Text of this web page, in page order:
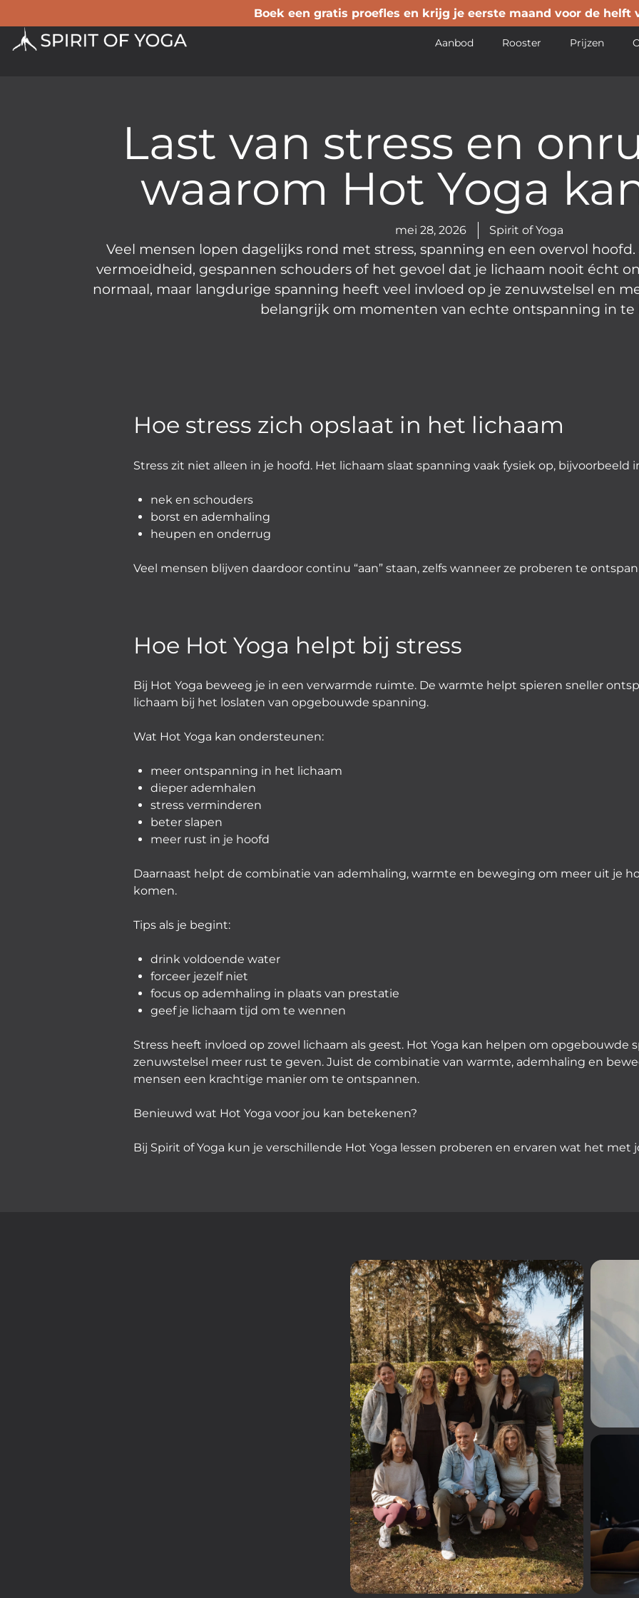
Boek een gratis proefles en krijg je eerste maand voor de helft
Aanbod Rooster Prijzen
Last van stress en
waarom Hot Yoga
mei 28, 2026 Spirit of Yoga
Veel mensen lopen dagelijks rond met stress, spanning en een overvol
vermoeidheid, gespannen schouders of het gevoel dat je lichaam nooit écht
normaal, maar langdurige spanning heeft veel invloed op je zenuwstelsel en
belangrijk om momenten van echte ontspanning in te
Hoe stress zich opslaat in het lichaam
Stress zit niet alleen in je hoofd. Het lichaam slaat spanning vaak fysiek op, bijvoorbeeld
nek en schouders
borst en ademhaling
heupen en onderrug
Veel mensen blijven daardoor continu “aan” staan, zelfs wanneer ze proberen te
Hoe Hot Yoga helpt bij stress
Bij Hot Yoga beweeg je in een verwarmde ruimte. De warmte helpt spieren sneller
lichaam bij het loslaten van opgebouwde spanning.
Wat Hot Yoga kan ondersteunen:
meer ontspanning in het lichaam
dieper ademhalen
stress verminderen
beter slapen
meer rust in je hoofd
Daarnaast helpt de combinatie van ademhaling, warmte en beweging om meer uit je
komen.
Tips als je begint:
drink voldoende water
forceer jezelf niet
focus op ademhaling in plaats van prestatie
geef je lichaam tijd om te wennen
Stress heeft invloed op zowel lichaam als geest. Hot Yoga kan helpen om opgebouwde
zenuwstelsel meer rust te geven. Juist de combinatie van warmte, ademhaling en
mensen een krachtige manier om te ontspannen.
Benieuwd wat Hot Yoga voor jou kan betekenen?
Bij Spirit of Yoga kun je verschillende Hot Yoga lessen proberen en ervaren wat het met